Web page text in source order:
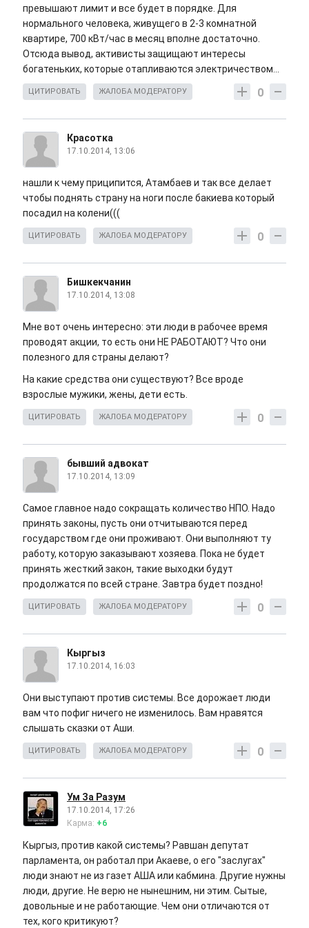
превышают лимит и все будет в порядке. Для
нормального человека, живущего в 2-3 комнатной
квартире, 700 кВт/час в месяц вполне достаточно.
Отсюда вывод, активисты защищают интересы
богатеньких, которые отапливаются электричеством...
0
ЦИТИРОВАТЬ ЖАЛОБА МОДЕРАТОРУ
Красотка
17.10.2014, 13:06
нашли к чему приципится, Атамбаев и так все делает
чтобы поднять страну на ноги после бакиева который
посадил на колени(((
0
ЦИТИРОВАТЬ ЖАЛОБА МОДЕРАТОРУ
Бишкекчанин
17.10.2014, 13:08
Мне вот очень интересно: эти люди в рабочее время
проводят акции, то есть они НЕ РАБОТАЮТ? Что они
полезного для страны делают?
На какие средства они существуют? Все вроде
взрослые мужики, жены, дети есть.
0
ЦИТИРОВАТЬ ЖАЛОБА МОДЕРАТОРУ
бывший адвокат
17.10.2014, 13:09
Самое главное надо сокращать количество НПО. Надо
принять законы, пусть они отчитываются перед
государством где они проживают. Они выполняют ту
работу, которую заказывают хозяева. Пока не будет
принять жесткий закон, такие выходки будут
продолжатся по всей стране. Завтра будет поздно!
0
ЦИТИРОВАТЬ ЖАЛОБА МОДЕРАТОРУ
Кыргыз
17.10.2014, 16:03
Они выступают против системы. Все дорожает люди
вам что пофиг ничего не изменилось. Вам нравятся
слышать сказки от Аши.
0
ЦИТИРОВАТЬ ЖАЛОБА МОДЕРАТОРУ
Ум За Разум
17.10.2014, 17:26
Карма: +6
Кыргыз, против какой системы? Равшан депутат
парламента, он работал при Акаеве, о его "заслугах"
люди знают не из газет АША или кабмина. Другие нужны
люди, другие. Не верю не нынешним, ни этим. Сытые,
довольные и не работающие. Чем они отличаются от
тех, кого критикуют?